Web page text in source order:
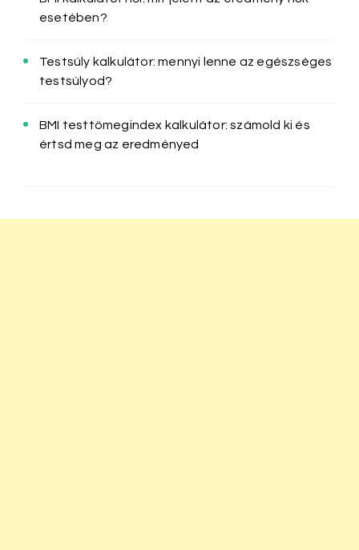
esetében?
Testsúly kalkulátor: mennyi lenne az egészséges
testsúlyod?
BMI testtömegindex kalkulátor: számold ki és
értsd meg az eredményed